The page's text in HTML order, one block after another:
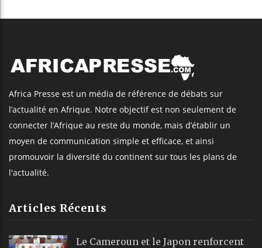
Africa Presse est un média de référence de débats sur
l’actualité en Afrique. Notre objectif est non seulement de
connecter l’Afrique au reste du monde, mais d’établir un
moyen de communication simple et efficace, et ainsi
promouvoir la diversité du continent sur tous les plans de
l'actualité.
Articles Récents
Le Cameroun et le Japon renforcent